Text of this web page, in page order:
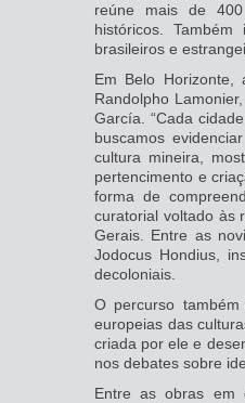
reúne mais de 400
históricos.
brasileiros e
Em Belo Horizonte,
Randolpho
García. “Cada
buscamos
cultura mineira,
pertencimento e
forma de
curatorial voltado às
Gerais. Entre as
Jodocus Hondius,
decoloniais.
O percurso
europeias das
criada por ele e
nos debates sobre
Entre as obras em